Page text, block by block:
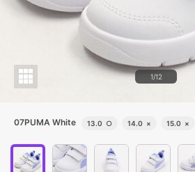
1/12
07PUMA White 13.0 ○ 14.0 × 15.0 ×